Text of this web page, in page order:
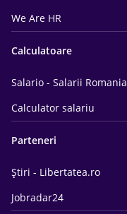
We Are HR
Calculatoare
Salario - Salarii Romania
Calculator salariu
Parteneri
Știri - Libertatea.ro
Jobradar24